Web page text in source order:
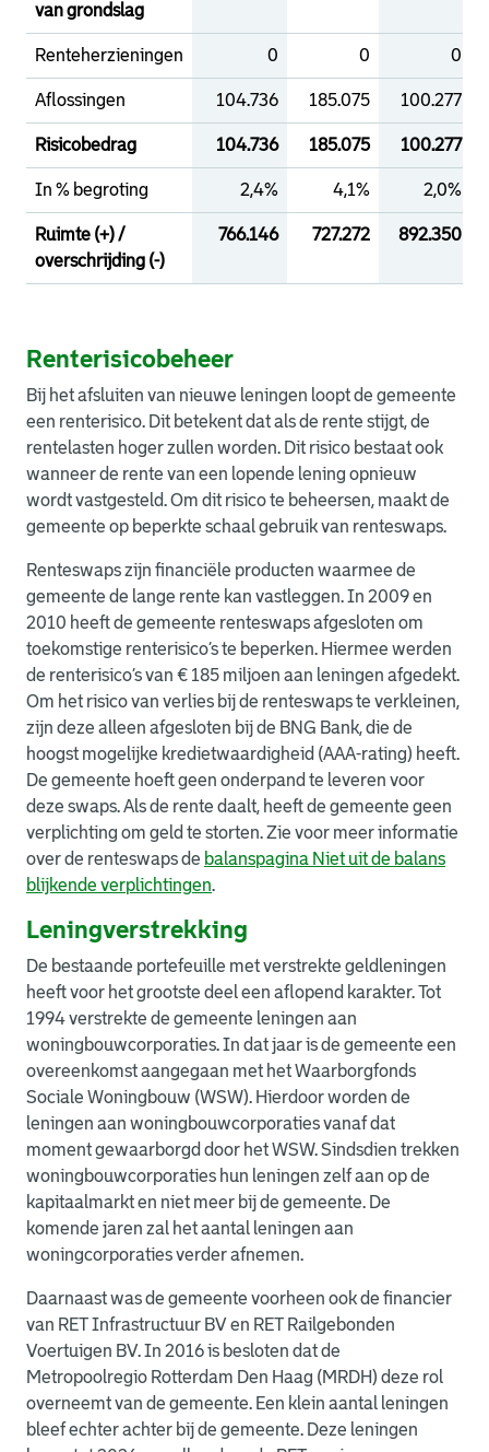
van grondslag
Renteherzieningen 0 0 0
Aflossingen 104.736 185.075 100.277
Risicobedrag 104.736 185.075 100.277
In % begroting 2,4% 4,1% 2,0%
Ruimte (+) /
overschrijding (-)
766.146 727.272 892.350
Renterisicobeheer
Bij het afsluiten van nieuwe leningen loopt de gemeente
een renterisico. Dit betekent dat als de rente stijgt, de
rentelasten hoger zullen worden. Dit risico bestaat ook
wanneer de rente van een lopende lening opnieuw
wordt vastgesteld. Om dit risico te beheersen, maakt de
gemeente op beperkte schaal gebruik van renteswaps.
Renteswaps zijn financiële producten waarmee de
gemeente de lange rente kan vastleggen. In 2009 en
2010 heeft de gemeente renteswaps afgesloten om
toekomstige renterisico’s te beperken. Hiermee werden
de renterisico’s van € 185 miljoen aan leningen afgedekt.
Om het risico van verlies bij de renteswaps te verkleinen,
zijn deze alleen afgesloten bij de BNG Bank, die de
hoogst mogelijke kredietwaardigheid (AAA-rating) heeft.
De gemeente hoeft geen onderpand te leveren voor
deze swaps. Als de rente daalt, heeft de gemeente geen
verplichting om geld te storten. Zie voor meer informatie
over de renteswaps de balanspagina Niet uit de balans
blijkende verplichtingen.
Leningverstrekking
De bestaande portefeuille met verstrekte geldleningen
heeft voor het grootste deel een aflopend karakter. Tot
1994 verstrekte de gemeente leningen aan
woningbouwcorporaties. In dat jaar is de gemeente een
overeenkomst aangegaan met het Waarborgfonds
Sociale Woningbouw (WSW). Hierdoor worden de
leningen aan woningbouwcorporaties vanaf dat
moment gewaarborgd door het WSW. Sindsdien trekken
woningbouwcorporaties hun leningen zelf aan op de
kapitaalmarkt en niet meer bij de gemeente. De
komende jaren zal het aantal leningen aan
woningcorporaties verder afnemen.
Daarnaast was de gemeente voorheen ook de financier
van RET Infrastructuur BV en RET Railgebonden
Voertuigen BV. In 2016 is besloten dat de
Metropoolregio Rotterdam Den Haag (MRDH) deze rol
overneemt van de gemeente. Een klein aantal leningen
bleef echter achter bij de gemeente. Deze leningen